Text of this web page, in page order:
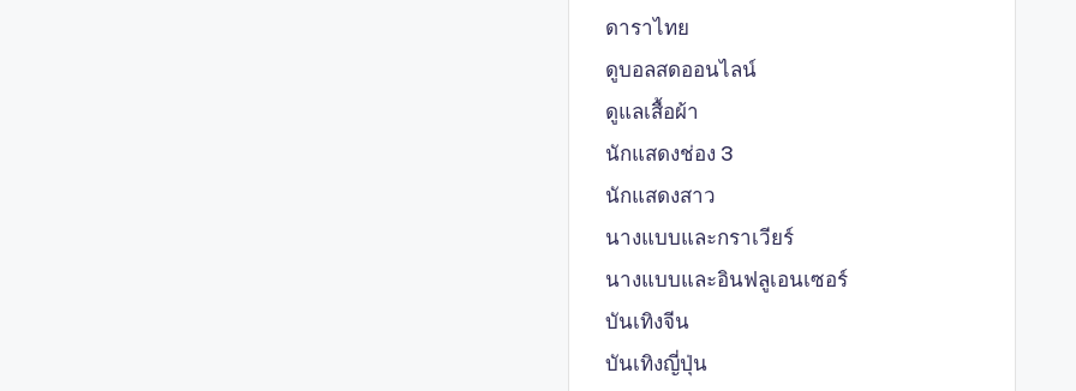
ดาราไทย
ดูบอลสดออนไลน์
ดูแลเสื้อผ้า
นักแสดงช่อง 3
นักแสดงสาว
นางแบบและกราเวียร์
นางแบบและอินฟลูเอนเซอร์
บันเทิงจีน
บันเทิงญี่ปุ่น